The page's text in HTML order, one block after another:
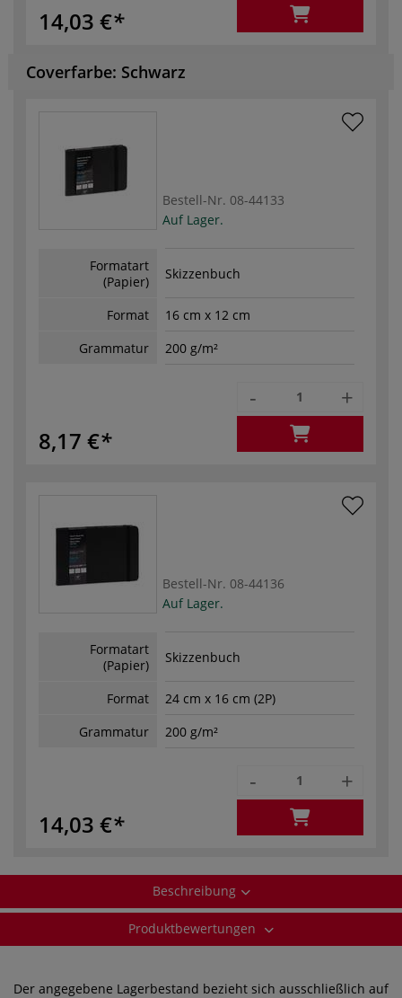
14,03 €
Coverfarbe: Schwarz
Bestell-Nr. 08-44133
Auf Lager.
Formatart
(Papier)
Skizzenbuch
Format
16 cm x 12 cm
Grammatur
200 g/m²
8,17 €
- +
Bestell-Nr. 08-44136
Auf Lager.
Formatart
(Papier)
Skizzenbuch
Format
24 cm x 16 cm (2P)
Grammatur
200 g/m²
14,03 €
- +
Beschreibung
Produktbewertungen
Der angegebene Lagerbestand bezieht sich ausschließlich auf